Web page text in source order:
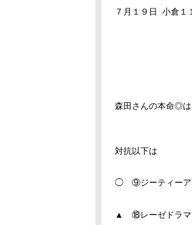
７月１９日 小倉１
森田さんの本命◎
対抗以下は
◯ ⑨ジーティーア
▲ ⑱レーゼドラマ